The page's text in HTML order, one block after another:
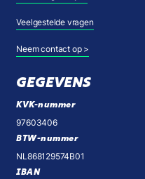
Veelgestelde vragen
Neem contact op >
GEGEVENS
KVK-nummer
97603406
BTW-nummer
NL868129574B01
IBAN